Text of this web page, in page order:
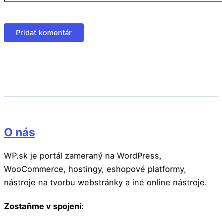
O nás
WP.sk je portál zameraný na WordPress,
WooCommerce, hostingy, eshopové platformy,
nástroje na tvorbu webstránky a iné online nástroje.
Zostaňme v spojení: